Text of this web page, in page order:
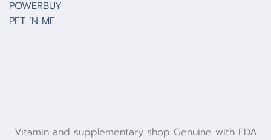
POWERBUY
PET ‘N ME
Vitamin and supplementary shop Genuine with FDA